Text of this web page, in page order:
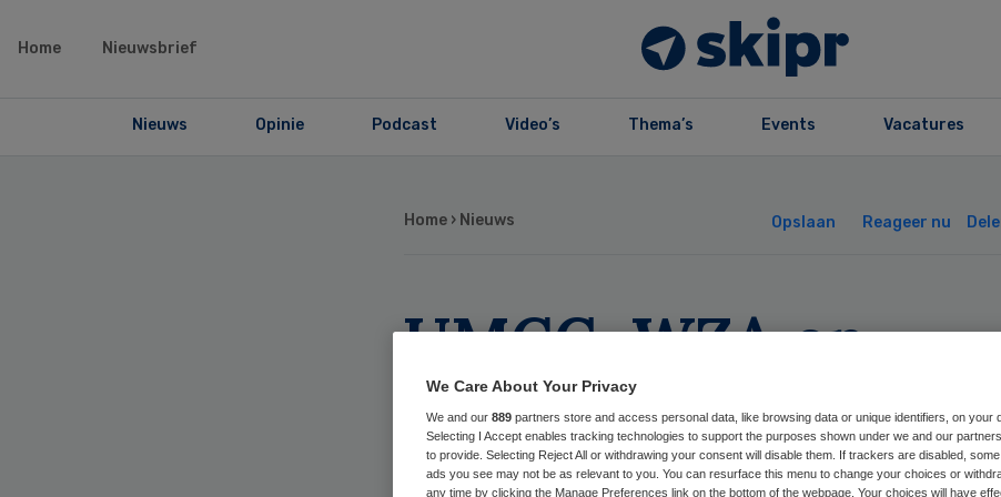
Home Nieuwsbrief
Nieuws Opinie Podcast Video’s Thema’s Events Vacatures
Home › Nieuws Opslaan Reageer nu
UMCG, WZA en
Martini zijn
in coschappen
We Care About Your Privacy
We and our 889 partners store and access personal data, like browsing data or unique identifiers, on your
Selecting I Accept enables tracking technologies to support the purposes shown under we and our
to provide. Selecting Reject All or withdrawing your consent will disable them. If trackers are disabled,
ads you see may not be as relevant to you. You can resurface this menu to change your choices or
any time by clicking the Manage Preferences link on the bottom of the webpage. Your choices will have